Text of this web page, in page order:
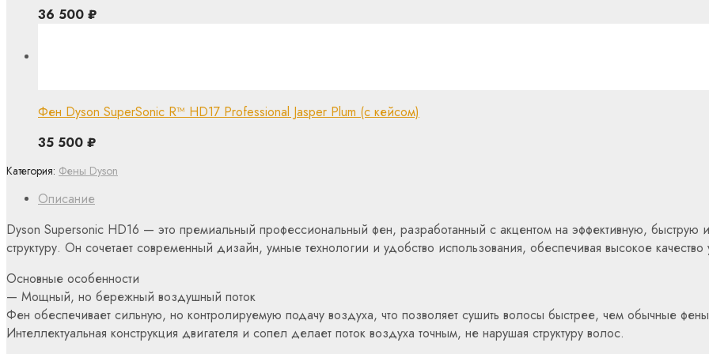
Описание
Dyson Supersonic HD16 — это премиальный профессиональный фен, разработанный с акцентом на эффективную,
структуру. Он сочетает современный дизайн, умные технологии и удобство использования, обеспечивая высокое
Основные особенности
— Мощный, но бережный воздушный поток
Фен обеспечивает сильную, но контролируемую подачу воздуха, что позволяет сушить волосы быстрее, чем обычные
Интеллектуальная конструкция двигателя и сопел делает поток воздуха точным, не нарушая структуру волос.
Категория: Фены Dyson
36 500 ₽
Фен Dyson SuperSonic R™ HD17 Professional Jasper Plum (с кейсом)
35 500 ₽